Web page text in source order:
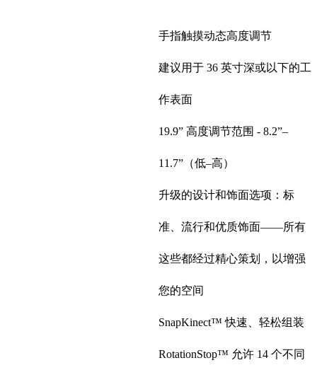
手指触摸动态高度调节
建议用于 36 英寸深或以下的工
作表面
19.9” 高度调节范围 - 8.2”–
11.7”（低–高）
升级的设计和饰面选项：标
准、流行和优质饰面——所有
这些都经过精心策划，以增强
您的空间
SnapKinect™ 快速、轻松组装
RotationStop™ 允许 14 个不同